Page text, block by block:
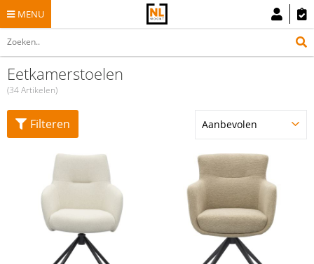
MENU
Eetkamerstoelen
(34 Artikelen)
Filteren